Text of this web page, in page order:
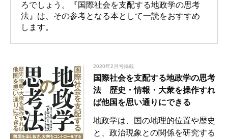
ろでしょう。『国際社会を支配する地政学の思考
法』は、その参考となる本として一読をおすすめ
します。
2020年2月号掲載
国際社会を支配する地政学の思考
法 歴史・情報・大衆を操作すれ
ば他国を思い通りにできる
地政学は、国の地理的位置や歴史
と、政治現象との関係を研究する